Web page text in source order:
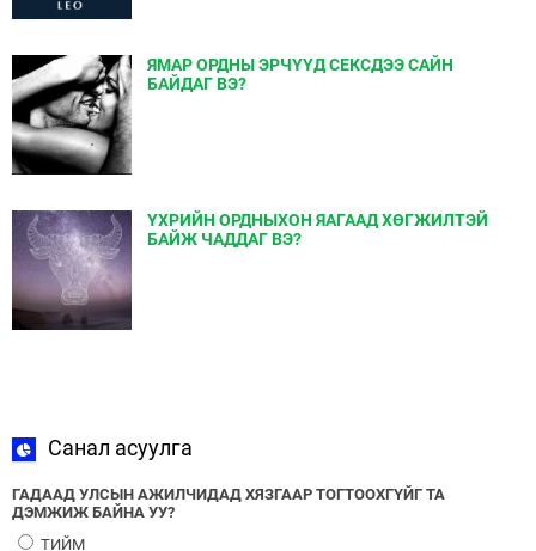
ЯМАР ОРДНЫ ЭРЧҮҮД СЕКСДЭЭ САЙН
БАЙДАГ ВЭ?
ҮХРИЙН ОРДНЫХОН ЯАГААД ХӨГЖИЛТЭЙ
БАЙЖ ЧАДДАГ ВЭ?
Санал асуулга
ГАДААД УЛСЫН АЖИЛЧИДАД ХЯЗГААР ТОГТООХГҮЙГ ТА
ДЭМЖИЖ БАЙНА УУ?
ТИЙМ